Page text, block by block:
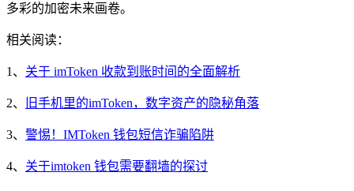
多彩的加密未来画卷。
相关阅读：
1、 关于 imToken 收款到账时间的全面解析
2、 旧手机里的imToken，数字资产的隐秘角落
3、 警惕！IMToken 钱包短信诈骗陷阱
4、 关于imtoken 钱包需要翻墙的探讨